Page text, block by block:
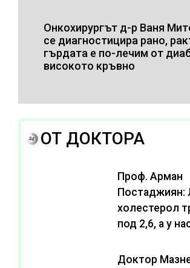
Онкохирургът д-р Ваня
се диагностицира рано,
гърдата е по-лечим от
високото кръвно
ОТ ДОКТОРА
Проф. Арман
Постаджиян:
холестерол
под 2,6, а у
се живее с
Доктор